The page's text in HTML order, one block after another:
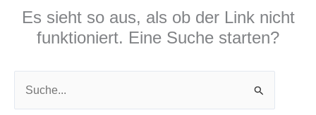
Es sieht so aus, als ob der Link nicht
funktioniert. Eine Suche starten?